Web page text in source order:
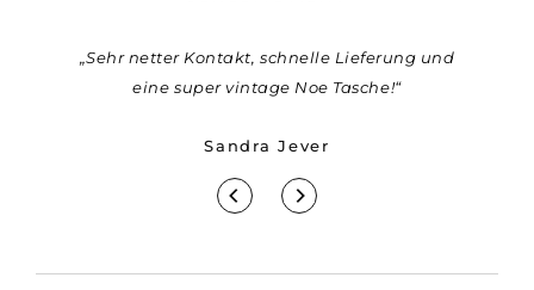
„Sehr netter Kontakt, schnelle Lieferung und
eine super vintage Noe Tasche!“
Sandra Jever